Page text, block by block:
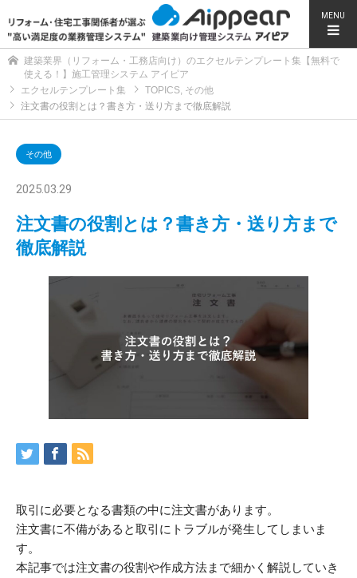
MENU
建築業界（リフォーム・工務店向け）のエクセルテンプレート集【無料で
使える！】施工管理システム アイピア
エクセルテンプレート集
TOPICS, その他
注文書の役割とは？書き方・送り方まで徹底解説
その他
2025.03.29
注文書の役割とは？書き方・送り方まで
徹底解説
取引に必要となる書類の中に注文書があります。
注文書に不備があると取引にトラブルが発生してしまいま
す。
本記事では注文書の役割や作成方法まで細かく解説していき